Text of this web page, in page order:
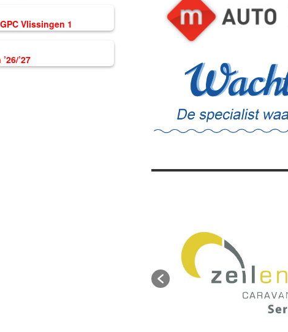
Vlissingen 1
’27